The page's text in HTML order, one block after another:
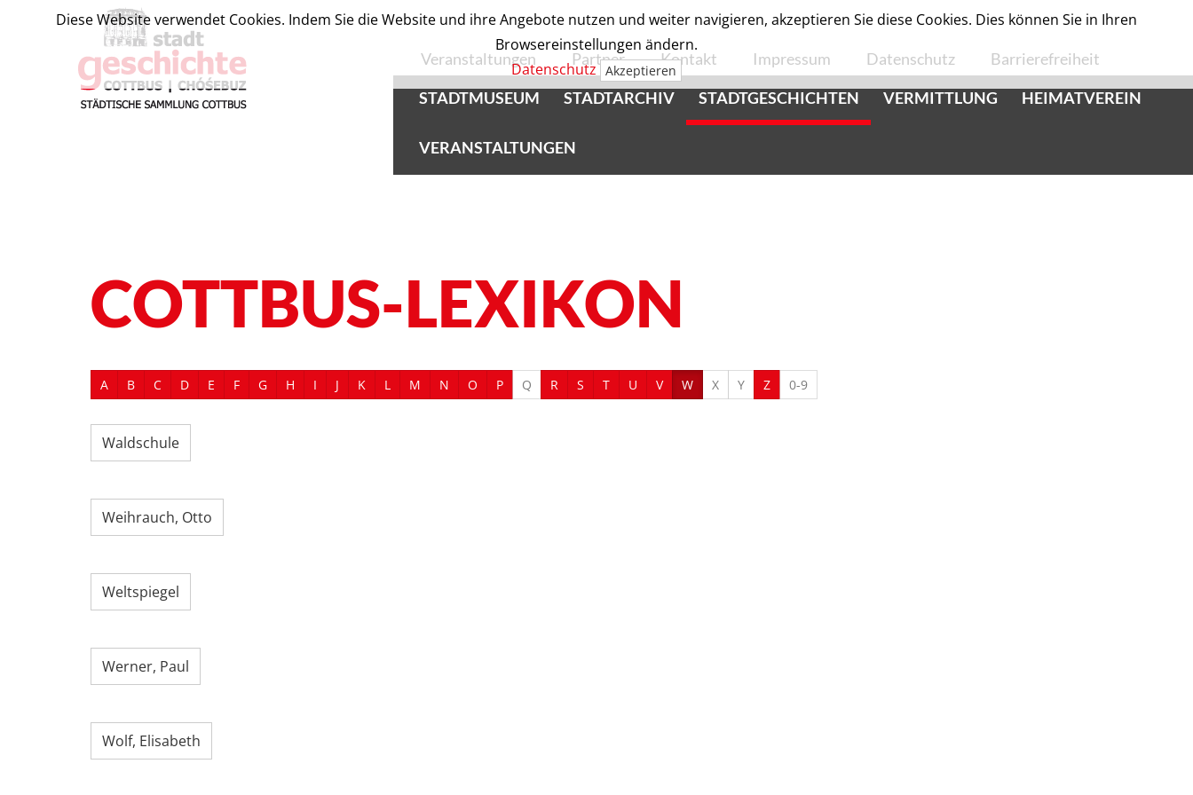
Diese Website verwendet Cookies. Indem Sie die Website und ihre Angebote nutzen und weiter navigieren, akzeptieren Sie diese Cookies. Dies können Sie in Ihren
Browsereinstellungen ändern.
Datenschutz Akzeptieren
Veranstaltungen Partner Kontakt Impressum Datenschutz
Barrierefreiheit
STADTMUSEUM
STADTARCHIV STADTGESCHICHTEN VERMITTLUNG HEIMATVEREIN
VERANSTALTUNGEN
COTTBUS-LEXIKON
A B C D E F G H I J K L M N O P Q R S T U V W X Y Z 0-9
Waldschule
Weihrauch, Otto
Weltspiegel
Werner, Paul
Wolf, Elisabeth